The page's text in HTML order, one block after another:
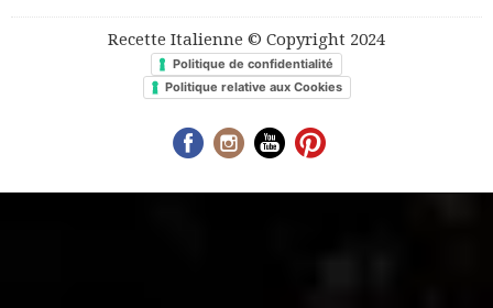
Recette Italienne © Copyright 2024
Politique de confidentialité
Politique relative aux Cookies